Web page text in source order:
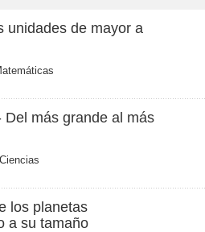
unidades de mayor a
Del más grande al más
Ciencias
los planetas
a su tamaño